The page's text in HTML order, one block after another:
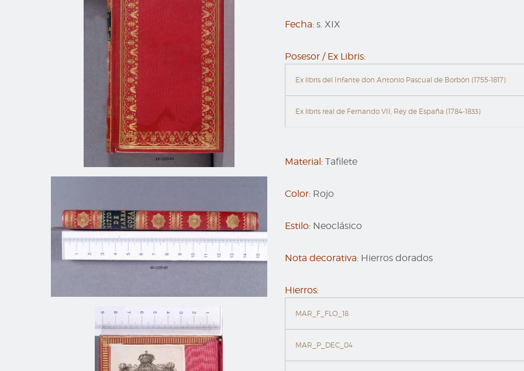
Fecha: s. XIX
Posesor / Ex Libris:
Ex libris del Infante don Antonio Pascual de Borbón (1755-1817)
Ex libris real de Fernando VII, Rey de España (1784-1833)
Material: Tafilete
Color: Rojo
Estilo: Neoclásico
Nota decorativa: Hierros dorados
Hierros:
MAR_F_FLO_18
MAR_P_DEC_04